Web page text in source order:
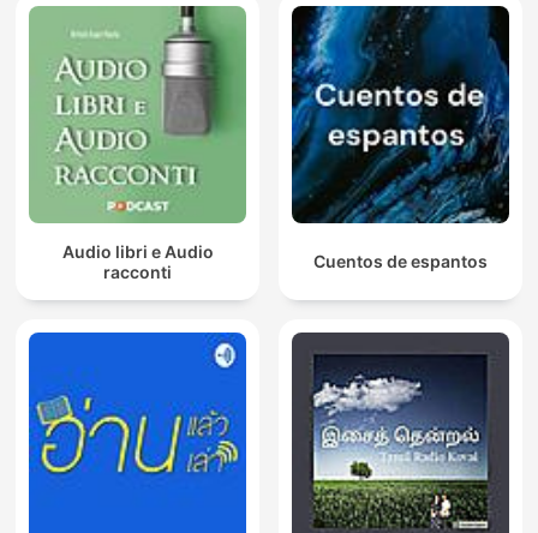
Audio libri e Audio
racconti
Cuentos de espantos